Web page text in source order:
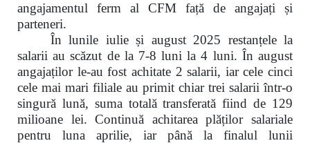
angajamentul ferm al CFM față de angajați și
parteneri.
În lunile iulie și august 2025 restanțele la
salarii au scăzut de la 7-8 luni la 4 luni. În august
angajaților le-au fost achitate 2 salarii, iar cele cinci
cele mai mari filiale au primit chiar trei salarii într-o
singură lună, suma totală transferată fiind de 129
milioane lei. Continuă achitarea plăților salariale
pentru luna aprilie, iar până la finalul lunii